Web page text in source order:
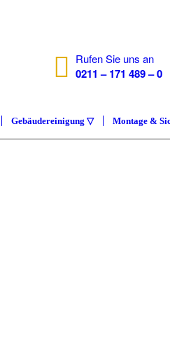
Rufen Sie uns an
0211 – 171 489 – 0
Gebäudereinigung ▽ Montage &